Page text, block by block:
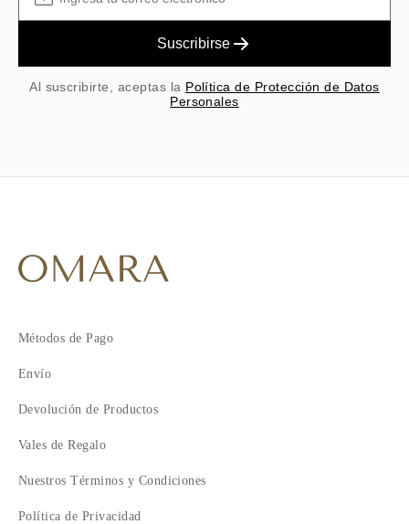
Suscribirse
Al suscribirte, aceptas la Política de Protección de Datos
Personales
Métodos de Pago
Envío
Devolución de Productos
Vales de Regalo
Nuestros Términos y Condiciones
Política de Privacidad